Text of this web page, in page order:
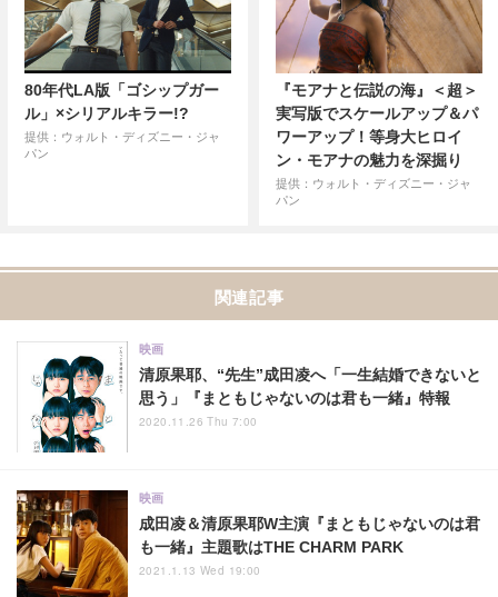
80年代LA版「ゴシップガー
ル」×シリアルキラー!?
提供：ウォルト・ディズニー・ジャ
パン
『モアナと伝説の海』＜超＞
実写版でスケールアップ＆パ
ワーアップ！等身大ヒロイ
ン・モアナの魅力を深掘り
提供：ウォルト・ディズニー・ジャ
パン
関連記事
清原果耶、“先生”成田凌へ「一生結婚できないと
思う」『まともじゃないのは君も一緒』特報
映画
2020.11.26 Thu 7:00
成田凌＆清原果耶W主演『まともじゃないのは君
も一緒』主題歌はTHE CHARM PARK
映画
2021.1.13 Wed 19:00